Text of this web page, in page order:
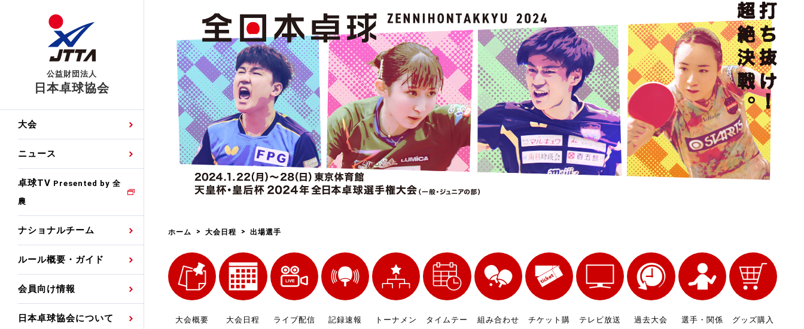
公益財団法人
日本卓球協会
大会 日程
公式記録
国内ランキング
ニュース
大会・試合
日本代表
プレスリリース
競技者(パスウェイ)・審判
卓球TV Presented by 全
農
ナショナルチーム
男子ナショナルチーム選
手・候補
女子ナショナルチーム選
手・候補
女子世界ランキング
各種選考基準
強化スタッフ
ルール概要・ガイド
卓球の基本的なルール
競技規則
観戦ガイド
会員向け情報
協会会員登録
ゼッケンについて
競技者育成事業
公認資格者名簿
公認品一覧
日本卓球協会について
卓球協会のミッション
会長あいさつ
役員委員
関連団体代表委員など
規程・お見舞い制度
国際交流届申込みフォーム
国際大会自主参加申請
競技ウエア広告申請
わせ
審判員ネームプレート制作
申込
ホーム 大会日程 出場選手
大会概要 大会日程 ライブ配信 記録速報
トーナメン
タイムテー
組み合わせ
チケット購
テレビ放送 過去大会
選手・関係
グッズ購入